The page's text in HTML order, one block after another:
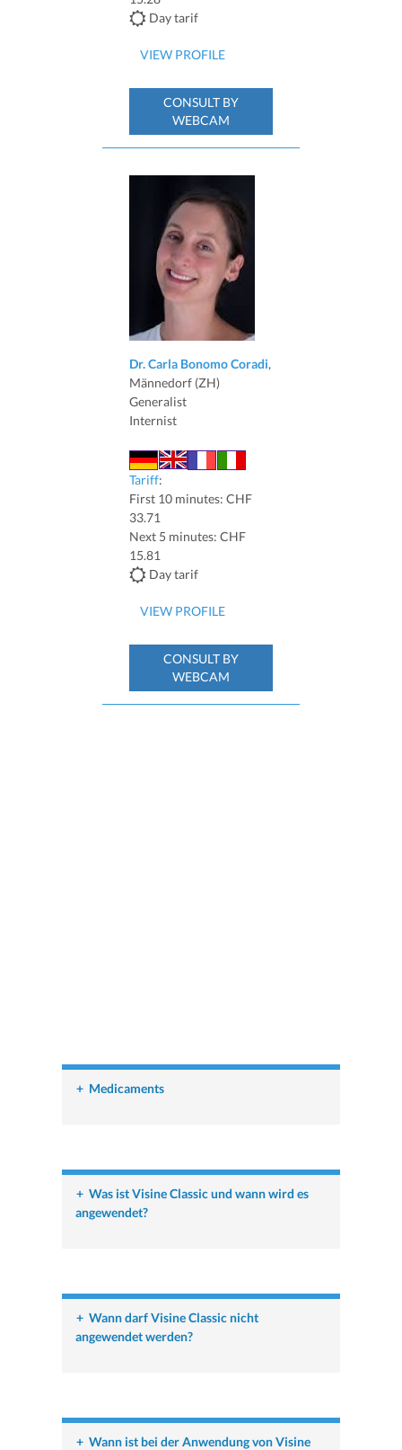
Day tarif
VIEW PROFILE
CONSULT BY
WEBCAM
Dr. Carla Bonomo Coradi,
Männedorf (ZH)
Generalist
Internist
Tariff:
First 10 minutes: CHF
33.71
Next 5 minutes: CHF
15.81
Day tarif
VIEW PROFILE
CONSULT BY
WEBCAM
+ Medicaments
+ Was ist Visine Classic und wann wird es
angewendet?
+ Wann darf Visine Classic nicht
angewendet werden?
+ Wann ist bei der Anwendung von Visine